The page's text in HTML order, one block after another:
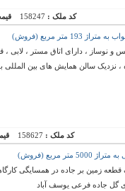
کد ملک : 158247
متر مربع (فروش)
نوساز ، دارای اتاق مستر ، لابی ،
، نزدیک سالن همایش های بین المللی
کد ملک : 158627
مربع (فروش)
زمین بر جاده در همسایگی
گل جاده فرعی یوسف آباد